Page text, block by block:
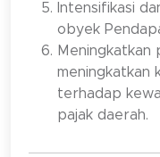
Intensifikasi
obyek
Meningkatkan
meningkatkan
terhadap
pajak daerah.